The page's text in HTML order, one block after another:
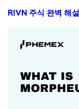
RIVN 주식 완벽 해